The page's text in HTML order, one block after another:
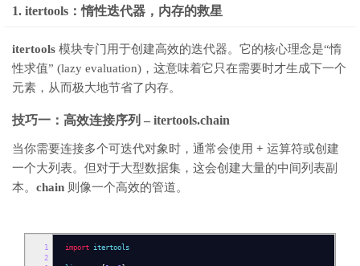
1. itertools：惰性迭代器，内存的救星
itertools 模块专门用于创建高效的迭代器。它的核心理念是“惰
性求值” (lazy evaluation)，这意味着它只在需要时才生成下一个
元素，从而极大地节省了内存。
技巧一：高效连接序列 – itertools.chain
当你需要连接多个可迭代对象时，通常会使用 + 运算符或创建
一个大列表。但对于大型数据集，这会创建大量的中间列表副
本。 chain 则像一个高效的管道。
1
2
import itertools